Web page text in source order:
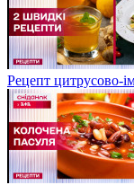
Рецепт цитрусово-